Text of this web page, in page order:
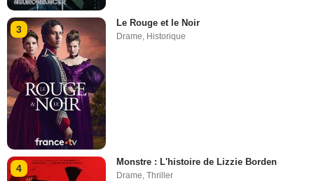
3
Le Rouge et le Noir
Drame, Historique
4
Monstre : L'histoire de Lizzie Borden
Drame ,Thriller